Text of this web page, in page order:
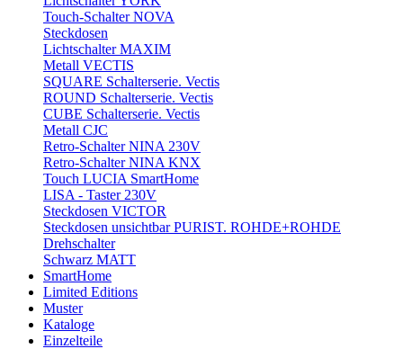
Touch-Schalter NOVA
Steckdosen
Lichtschalter MAXIM
Metall VECTIS
SQUARE Schalterserie. Vectis
ROUND Schalterserie. Vectis
CUBE Schalterserie. Vectis
Metall CJC
Retro-Schalter NINA 230V
Retro-Schalter NINA KNX
Touch LUCIA SmartHome
LISA - Taster 230V
Steckdosen VICTOR
Steckdosen unsichtbar PURIST. ROHDE+ROHDE
Drehschalter
Schwarz MATT
SmartHome
Limited Editions
Muster
Kataloge
Einzelteile